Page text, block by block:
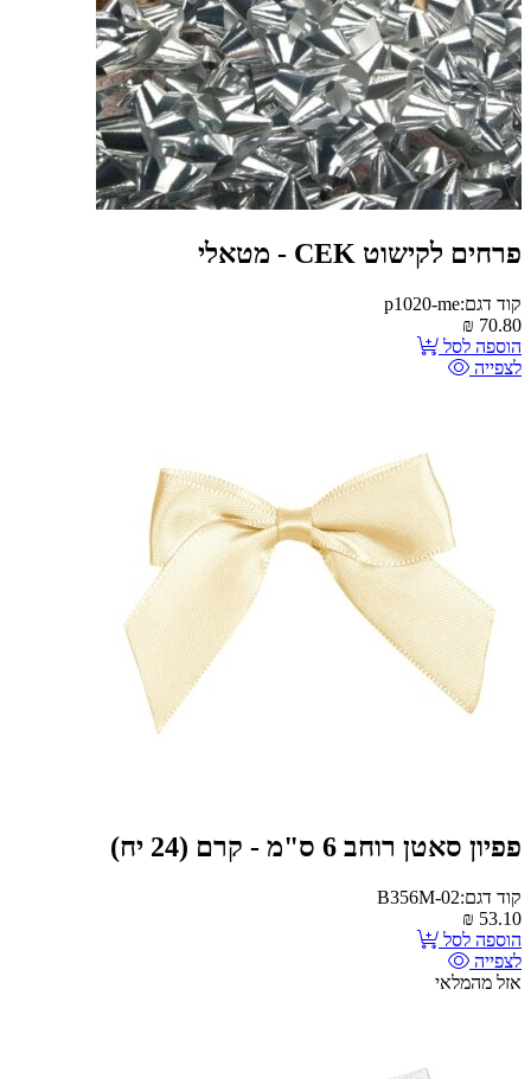
פרחים לקישוט CEK - מטאלי
קוד דגם:p1020-me
70.80
₪
הוספה לסל
לצפייה
פפיון סאטן רוחב 6 ס"מ - קרם (24 יח)
קוד דגם:B356M-02
53.10
₪
הוספה לסל
לצפייה
אזל מהמלאי